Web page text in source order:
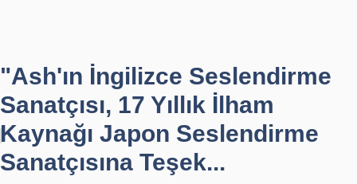
"Ash'ın İngilizce Seslendirme
Sanatçısı, 17 Yıllık İlham
Kaynağı Japon Seslendirme
Sanatçısına Teşek...